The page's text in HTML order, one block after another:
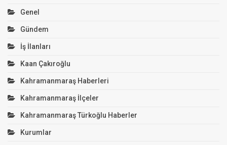
Genel
Gündem
İş İlanları
Kaan Çakıroğlu
Kahramanmaraş Haberleri
Kahramanmaraş İlçeler
Kahramanmaraş Türkoğlu Haberler
Kurumlar